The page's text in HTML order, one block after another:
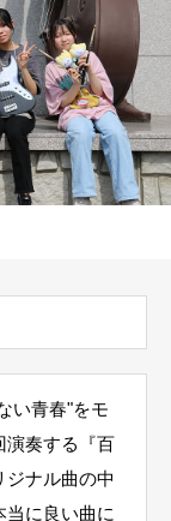
い青春"をモ
演奏する『百
ジナル曲の中
当に良い曲に